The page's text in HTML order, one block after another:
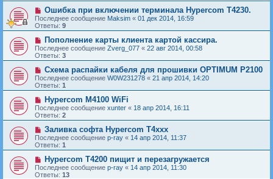
Ошибка при включении терминала Hypercom T4230.
Последнее сообщение Maksim « 01 дек 2014, 16:59
Ответы: 9
Пополнение карты клиента картой кассира.
Последнее сообщение Zverg_077 « 22 авг 2014, 00:58
Ответы: 3
Схема распайки кабеля для прошивки OPTIMUM P2100
Последнее сообщение W0W231278 « 21 апр 2014, 14:20
Ответы: 1
Hypercom M4100 WiFi
Последнее сообщение xunter « 18 апр 2014, 16:11
Ответы: 2
Заливка софта Hypercom T4xxx
Последнее сообщение p-ray « 14 апр 2014, 11:37
Ответы: 1
Hypercom T4200 пищит и перезагружается
Последнее сообщение p-ray « 14 апр 2014, 11:30
Ответы: 13